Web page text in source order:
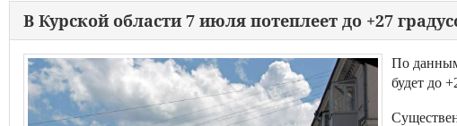
В Курской области 7 июля потеплеет до +27
По данным
будет до